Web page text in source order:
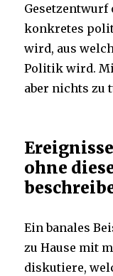
konkretes
wird, aus
Politik wird.
aber nichts zu
ohne
Ein banales
zu Hause mit
diskutiere,